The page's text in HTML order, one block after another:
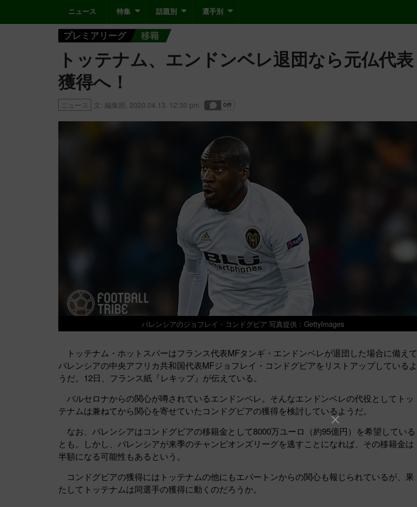
ニュース 特集 話題別 選手別
プレミアリーグ 移籍
トッテナム、エンドンベレ退団なら元仏代表
獲得へ！
ニュース 文: 編集部 2020.04.13. 12:30 pm
バレンシアのジョフレイ・コンドグビア 写真提供：GettyImages
トッテナム・ホットスパーはフランス代表MFタンギ・エンドンベレが退団した場合に備えて
バレンシアの中央アフリカ共和国代表MFジョフレイ・コンドグビアをリストアップしているよ
うだ。12日、フランス紙『レキップ』が伝えている。
バルセロナからの関心が噂されているエンドンベレ。そんなエンドンベレの代役としてトッ
テナムは兼ねてから関心を寄せていたコンドグビアの獲得を検討しているようだ。
なお、バレンシアはコンドグビアの移籍金として8000万ユーロ（約95億円）を希望している
とも。しかし、バレンシアが来季のチャンピオンズリーグを逃すことになれば、その移籍金は
半額になる可能性もあるという。
コンドグビアの獲得にはトッテナムの他にもエバートンからの関心も報じられているが、果
たしてトッテナムは同選手の獲得に動くのだろうか。